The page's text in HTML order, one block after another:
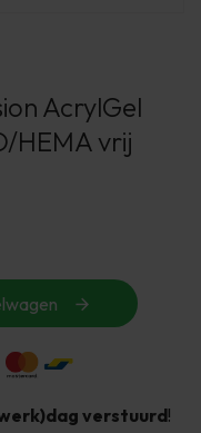
AcrylGel
HEMA vrij
verstuurd!